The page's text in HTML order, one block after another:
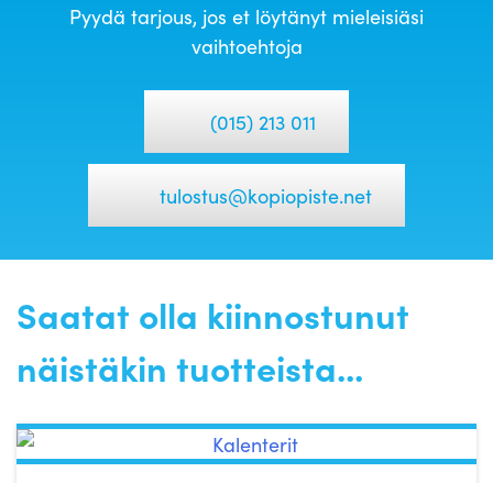
Pyydä tarjous, jos et löytänyt mieleisiäsi
vaihtoehtoja
(015) 213 011
tulostus@kopiopiste.net
Saatat olla kiinnostunut
näistäkin tuotteista...